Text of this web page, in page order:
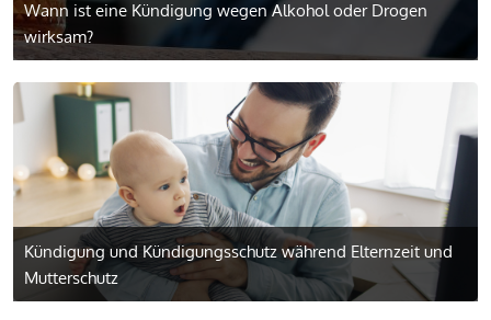
Wann ist eine Kündigung wegen Alkohol oder Drogen
wirksam?
Kündigung und Kündigungsschutz während Elternzeit und
Mutterschutz